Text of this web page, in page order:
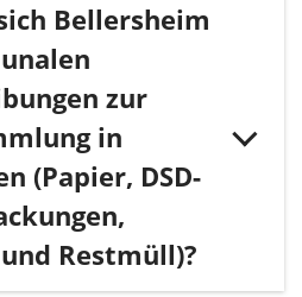
Bellersheim
zur
in
(Papier, DSD-
Restmüll)?